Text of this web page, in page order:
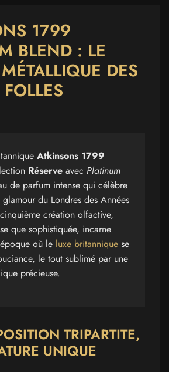
1799
BLEND : LE
DES
Atkinsons 1799
Réserve avec Platinum
de parfum intense qui célèbre
glamour du Londres des Années
création olfactive,
que sophistiquée, incarne
époque où le luxe britannique se
le tout sublimé par une
précieuse.
TRIPARTITE,
UNIQUE